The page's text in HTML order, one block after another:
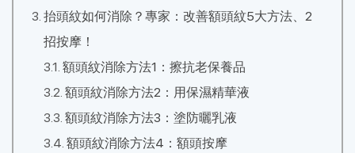
抬頭紋如何消除？專家：改善額頭紋5大方法、2
招按摩！
額頭紋消除方法1：擦抗老保養品
額頭紋消除方法2：用保濕精華液
額頭紋消除方法3：塗防曬乳液
額頭紋消除方法4：額頭按摩